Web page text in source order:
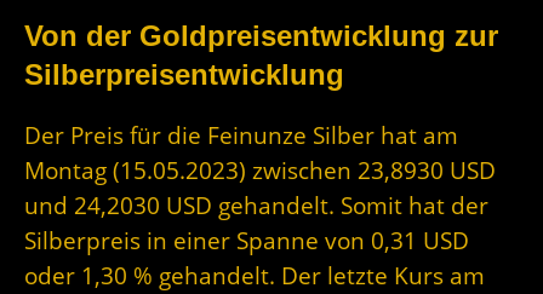
Von der Goldpreisentwicklung zur
Silberpreisentwicklung
Der Preis für die Feinunze Silber hat am
Montag (15.05.2023) zwischen 23,8930 USD
und 24,2030 USD gehandelt. Somit hat der
Silberpreis in einer Spanne von 0,31 USD
oder 1,30 % gehandelt. Der letzte Kurs am